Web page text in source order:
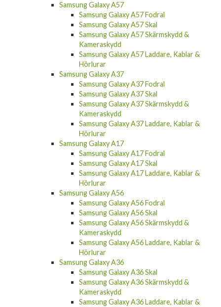
Samsung Galaxy A57
Samsung Galaxy A57 Fodral
Samsung Galaxy A57 Skal
Samsung Galaxy A57 Skärmskydd &
Kameraskydd
Samsung Galaxy A57 Laddare, Kablar &
Hörlurar
Samsung Galaxy A37
Samsung Galaxy A37 Fodral
Samsung Galaxy A37 Skal
Samsung Galaxy A37 Skärmskydd &
Kameraskydd
Samsung Galaxy A37 Laddare, Kablar &
Hörlurar
Samsung Galaxy A17
Samsung Galaxy A17 Fodral
Samsung Galaxy A17 Skal
Samsung Galaxy A17 Laddare, Kablar &
Hörlurar
Samsung Galaxy A56
Samsung Galaxy A56 Fodral
Samsung Galaxy A56 Skal
Samsung Galaxy A56 Skärmskydd &
Kameraskydd
Samsung Galaxy A56 Laddare, Kablar &
Hörlurar
Samsung Galaxy A36
Samsung Galaxy A36 Skal
Samsung Galaxy A36 Skärmskydd &
Kameraskydd
Samsung Galaxy A36 Laddare, Kablar &